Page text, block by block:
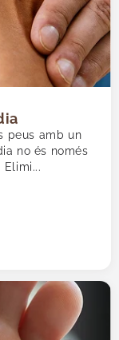
peus amb un
no és només